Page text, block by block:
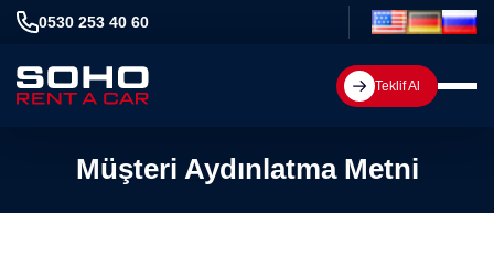
0530 253 40 60
Teklif Al
Müşteri Aydınlatma Metni